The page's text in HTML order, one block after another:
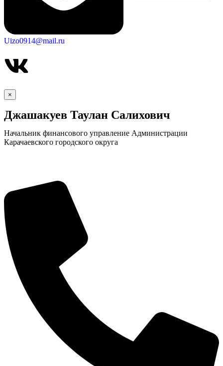
КСП КГО
Uizo0914@mail.ru
×
Джашакуев Таулан Салихович
Начальник финансового управление Администрации
Карачаевского городского округа